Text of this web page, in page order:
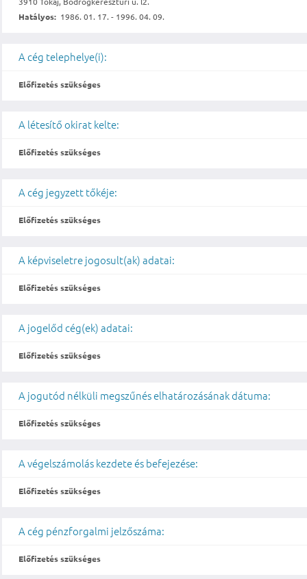
Hatályos: 1986. 01. 17. - 1996. 04. 09.
A cég telephelye(i):
Előfizetés szükséges
A létesítő okirat kelte:
Előfizetés szükséges
A cég jegyzett tőkéje:
Előfizetés szükséges
A képviseletre jogosult(ak) adatai:
Előfizetés szükséges
A jogelőd cég(ek) adatai:
Előfizetés szükséges
A jogutód nélküli megszűnés elhatározásának dátuma:
Előfizetés szükséges
A végelszámolás kezdete és befejezése:
Előfizetés szükséges
A cég pénzforgalmi jelzőszáma:
Előfizetés szükséges